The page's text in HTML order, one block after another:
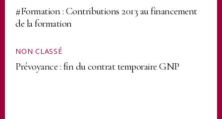
#Formation : Contributions 2013 au financement
de la formation
NON CLASSÉ
Prévoyance : fin du contrat temporaire GNP